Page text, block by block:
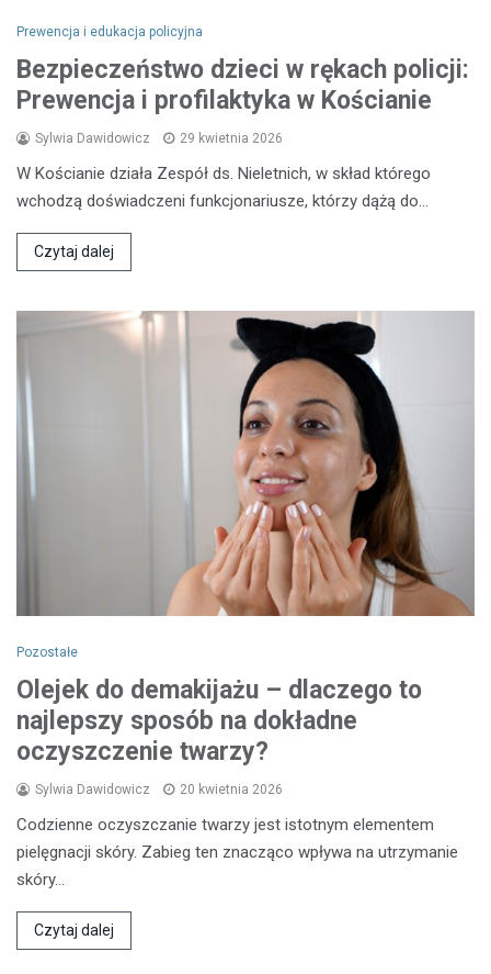
Prewencja i edukacja policyjna
Bezpieczeństwo dzieci w rękach policji:
Prewencja i profilaktyka w Kościanie
Sylwia Dawidowicz 29 kwietnia 2026
W Kościanie działa Zespół ds. Nieletnich, w skład którego
wchodzą doświadczeni funkcjonariusze, którzy dążą do…
Czytaj dalej
Pozostałe
Olejek do demakijażu – dlaczego to
najlepszy sposób na dokładne
oczyszczenie twarzy?
Sylwia Dawidowicz 20 kwietnia 2026
Codzienne oczyszczanie twarzy jest istotnym elementem
pielęgnacji skóry. Zabieg ten znacząco wpływa na utrzymanie
skóry…
Czytaj dalej